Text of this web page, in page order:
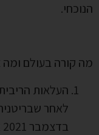
הנוכחי.
מה קורה בעולם ומה
העלאות
לאחר
בדצמבר 2021 ארבע פעמים בתוך חמישה חודשים.